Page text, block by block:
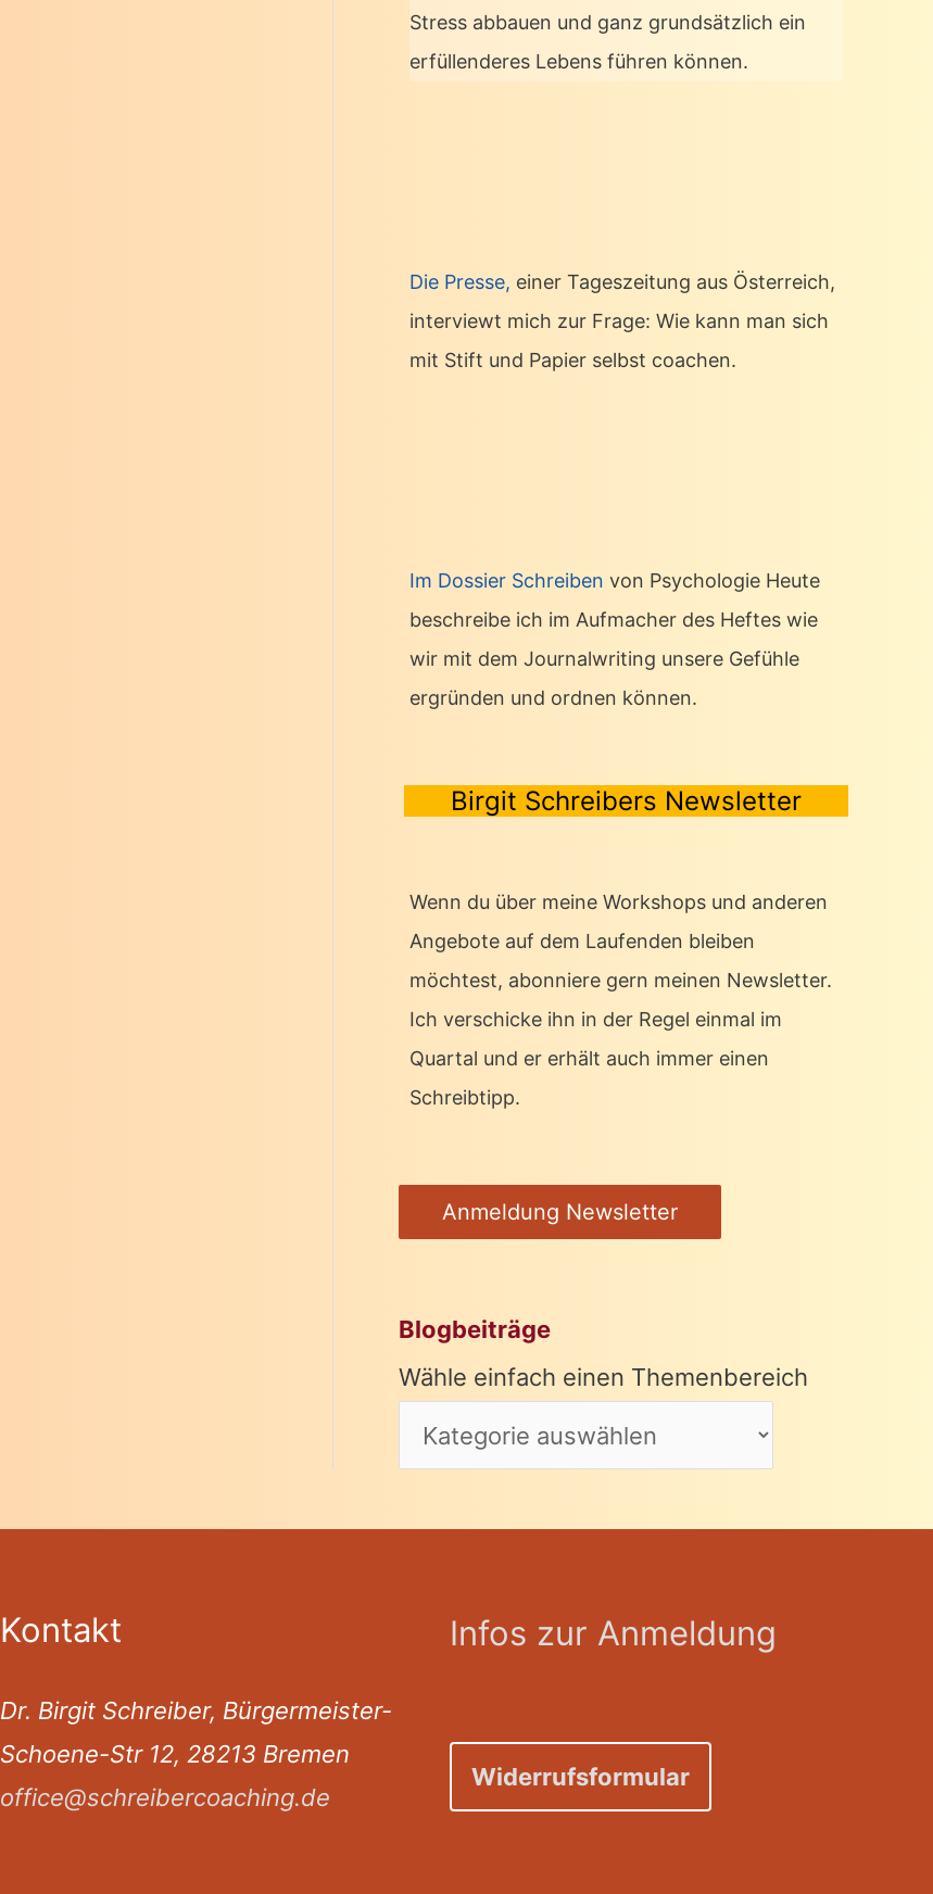
Stress abbauen und ganz grundsätzlich ein
erfüllenderes Lebens führen können.
Die Presse, einer Tageszeitung aus Österreich,
interviewt mich zur Frage: Wie kann man sich
mit Stift und Papier selbst coachen.
Im Dossier Schreiben von Psychologie Heute
beschreibe ich im Aufmacher des Heftes wie
wir mit dem Journalwriting unsere Gefühle
ergründen und ordnen können.
Birgit Schreibers Newsletter
Wenn du über meine Workshops und anderen
Angebote auf dem Laufenden bleiben
möchtest, abonniere gern meinen Newsletter.
Ich verschicke ihn in der Regel einmal im
Quartal und er erhält auch immer einen
Schreibtipp.
Anmeldung Newsletter
Blogbeiträge
Wähle einfach einen Themenbereich
Kontakt
Dr. Birgit Schreiber, Bürgermeister-
Schoene-Str 12, 28213 Bremen
office@schreibercoaching.de
Infos zur Anmeldung
Widerrufsformular